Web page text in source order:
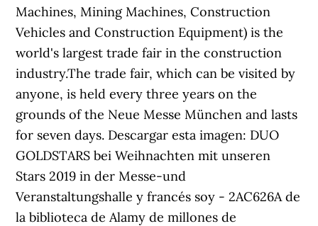
Machines, Mining Machines, Construction
Vehicles and Construction Equipment) is the
world's largest trade fair in the construction
industry.The trade fair, which can be visited by
anyone, is held every three years on the
grounds of the Neue Messe München and lasts
for seven days. Descargar esta imagen: DUO
GOLDSTARS bei Weihnachten mit unseren
Stars 2019 in der Messe-und
Veranstaltungshalle y francés soy - 2AC626A de
la biblioteca de Alamy de millones de